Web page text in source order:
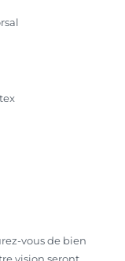
vous de bien